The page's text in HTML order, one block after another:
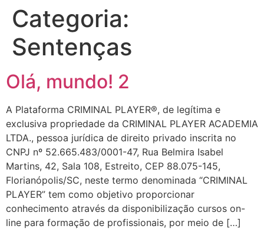
Categoria:
Sentenças
Olá, mundo! 2
A Plataforma CRIMINAL PLAYER®, de legítima e
exclusiva propriedade da CRIMINAL PLAYER ACADEMIA
LTDA., pessoa jurídica de direito privado inscrita no
CNPJ nº 52.665.483/0001-47, Rua Belmira Isabel
Martins, 42, Sala 108, Estreito, CEP 88.075-145,
Florianópolis/SC, neste termo denominada “CRIMINAL
PLAYER” tem como objetivo proporcionar
conhecimento através da disponibilização cursos on-
line para formação de profissionais, por meio de […]